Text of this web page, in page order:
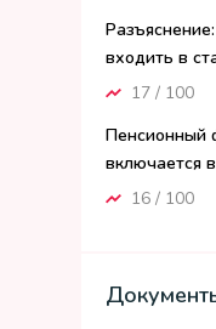
входить в
17 / 100
Пенсионный
включается
16 / 100